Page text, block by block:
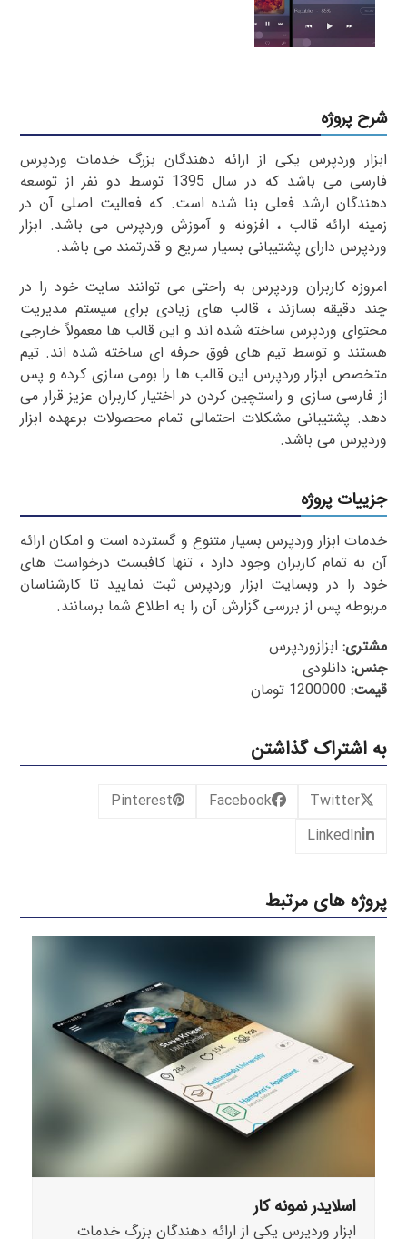
شرح پروژه
ابزار وردپرس یکی از ارائه دهندگان بزرگ خدمات وردپرس
فارسی می باشد که در سال 1395 توسط دو نفر از توسعه
دهندگان ارشد فعلی بنا شده است. که فعالیت اصلی آن در
زمینه ارائه قالب ، افزونه و آموزش وردپرس می باشد. ابزار
وردپرس دارای پشتیبانی بسیار سریع و قدرتمند می باشد.
امروزه کاربران وردپرس به راحتی می توانند سایت خود را در
چند دقیقه بسازند ، قالب های زیادی برای سیستم مدیریت
محتوای وردپرس ساخته شده اند و این قالب ها معمولاً خارجی
هستند و توسط تیم های فوق حرفه ای ساخته شده اند. تیم
متخصص ابزار وردپرس این قالب ها را بومی سازی کرده و پس
از فارسی سازی و راستچین کردن در اختیار کاربران عزیز قرار می
دهد. پشتیبانی مشکلات احتمالی تمام محصولات برعهده ابزار
وردپرس می باشد.
جزییات پروژه
خدمات ابزار وردپرس بسیار متنوع و گسترده است و امکان ارائه
آن به تمام کاربران وجود دارد ، تنها کافیست درخواست های
خود را در وبسایت ابزار وردپرس ثبت نمایید تا کارشناسان
مربوطه پس از بررسی گزارش آن را به اطلاع شما برسانند.
مشتری: ابزازوردپرس
جنس: دانلودی
قیمت: 1200000 تومان
به اشتراک گذاشتن
Twitter
Facebook
Pinterest
LinkedIn
پروژه های مرتبط
اسلایدر نمونه کار
ابزار وردپرس یکی از ارائه دهندگان بزرگ خدمات